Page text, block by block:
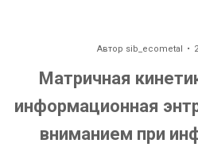
Автор sib_ecometal
Матричная
информационная
вниманием при